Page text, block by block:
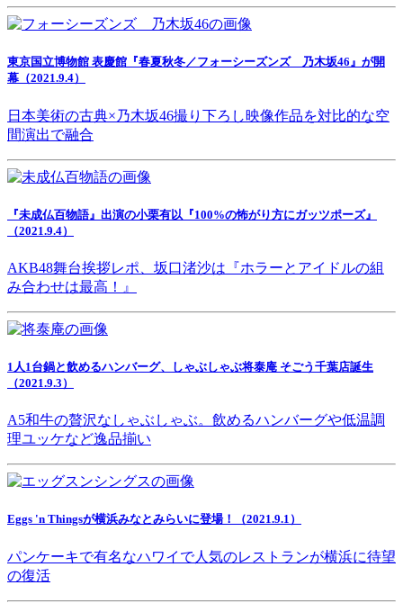
東京国立博物館 表慶館『春夏秋冬／フォーシーズンズ 乃木坂46』が開
幕（2021.9.4）
日本美術の古典×乃木坂46撮り下ろし映像作品を対比的な空
間演出で融合
『未成仏百物語』出演の小栗有以『100%の怖がり方にガッツポーズ』
（2021.9.4）
AKB48舞台挨拶レポ、坂口渚沙は『ホラーとアイドルの組
み合わせは最高！』
1人1台鍋と飲めるハンバーグ、しゃぶしゃぶ将泰庵 そごう千葉店誕生
（2021.9.3）
A5和牛の贅沢なしゃぶしゃぶ。飲めるハンバーグや低温調
理ユッケなど逸品揃い
Eggs 'n Thingsが横浜みなとみらいに登場！（2021.9.1）
パンケーキで有名なハワイで人気のレストランが横浜に待望
の復活